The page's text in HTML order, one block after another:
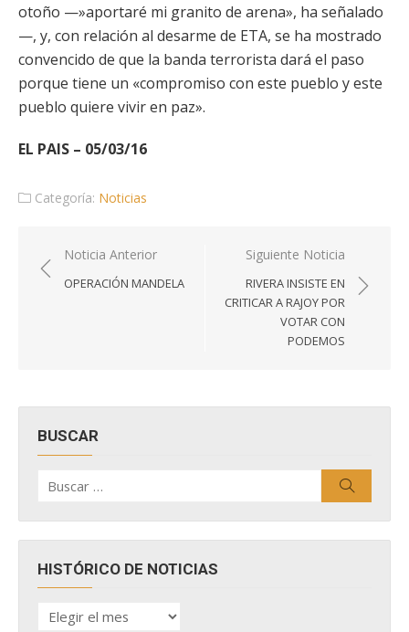
otoño —»aportaré mi granito de arena», ha señalado
—, y, con relación al desarme de ETA, se ha mostrado
convencido de que la banda terrorista dará el paso
porque tiene un «compromiso con este pueblo y este
pueblo quiere vivir en paz».
EL PAIS – 05/03/16
Categoría: Noticias
Navegación
de
Noticia Anterior
OPERACIÓN MANDELA
Siguiente Noticia
RIVERA INSISTE EN
CRITICAR A RAJOY POR
VOTAR CON
PODEMOS
BUSCAR
por:
HISTÓRICO DE NOTICIAS
HISTÓRICO
DE